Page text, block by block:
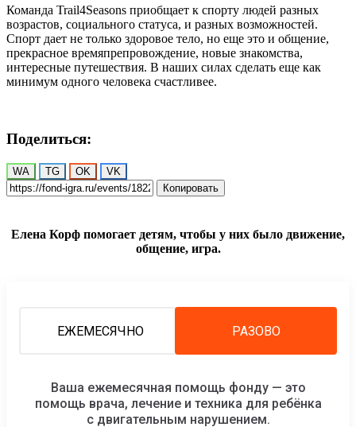
Команда Trail4Seasons приобщает к спорту людей разных
возрастов, социального статуса, и разных возможностей.
Спорт дает не только здоровое тело, но еще это и общение,
прекрасное времяпрепровождение, новые знакомства,
интересные путешествия. В наших силах сделать еще как
минимум одного человека счастливее.
Поделиться:
WA TG OK
VK
Копировать
Елена Корф помогает детям, чтобы у них было движение,
общение, игра.
ЕЖЕМЕСЯЧНО РАЗОВО
Ваша ежемесячная помощь фонду — это
помощь врача, лечение и техника для ребёнка
c двигательным нарушением.